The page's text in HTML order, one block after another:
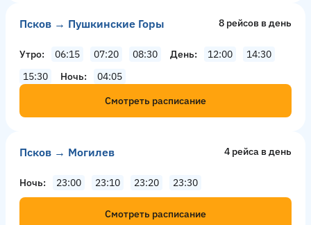
Псков → Пушкинские Горы 8 рейсов в день
Утро 06:15 07:20 08:30 День 12:00
14:30
15:30
Ночь
04:05
Смотреть расписание
Псков → Могилев 4 рейсa в день
Ночь 23:00 23:10 23:20 23:30
Смотреть расписание